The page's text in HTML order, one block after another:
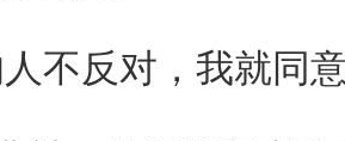
反对，我就同意